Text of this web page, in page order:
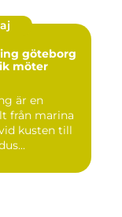
göteborg
möter
är en
från marina
kusten till